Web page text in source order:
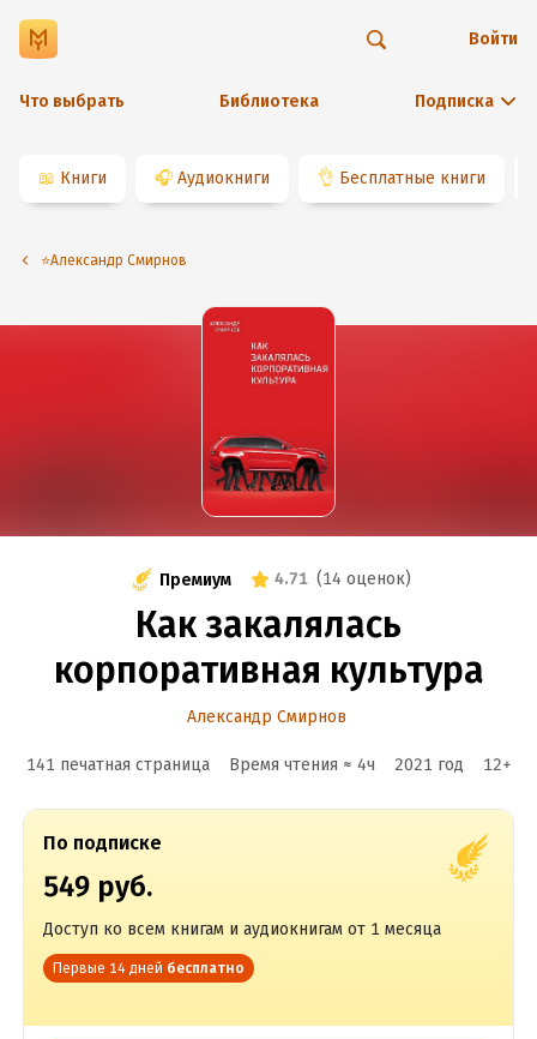
Что выбрать Библиотека Подписка
Войти
📖 Книги 🎧 Аудиокниги 👌 Бесплатные книги
⭐️Александр Смирнов
Премиум 4.71 (14 оценок)
Как закалялась
корпоративная культура
Александр Смирнов
141 печатная страница Время чтения ≈ 4ч 2021 год 12+
По подписке
549 руб.
Доступ ко всем книгам и аудиокнигам от 1 месяца
Первые 14 дней бесплатно